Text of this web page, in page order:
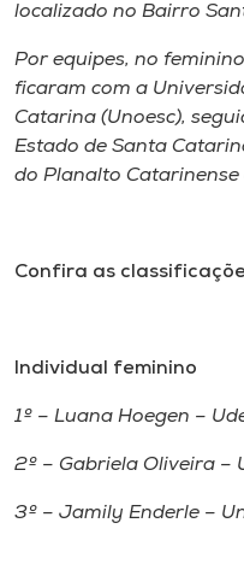
Rádio
Museu
Store
o idioma
A+
localizado no Bairro
Por equipes, no
ficaram com a
Catarina (Unoesc),
Estado de Santa
do Planalto Catarinense
Confira as
Individual feminino
1º – Luana Hoegen –
2º – Gabriela Oliveira –
3º – Jamily Enderle –